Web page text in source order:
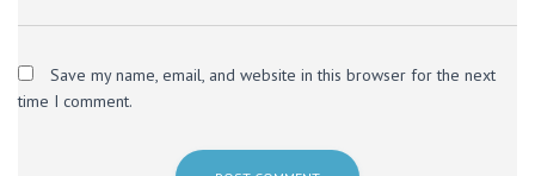
Save my name, email, and website in this browser for the next
time I comment.